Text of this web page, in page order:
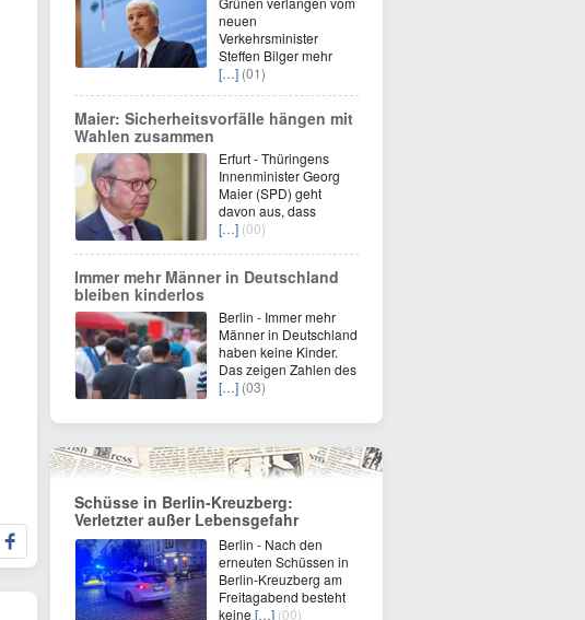
neuen
Verkehrsminister
Steffen Bilger mehr
[…] (01)
Maier: Sicherheitsvorfälle hängen mit
Wahlen zusammen
Erfurt - Thüringens
Innenminister Georg
Maier (SPD) geht
davon aus, dass
[…] (00)
Immer mehr Männer in Deutschland
bleiben kinderlos
Berlin - Immer mehr
Männer in Deutschland
haben keine Kinder.
Das zeigen Zahlen des
[…] (03)
Schüsse in Berlin-Kreuzberg:
Verletzter außer Lebensgefahr
Berlin - Nach den
erneuten Schüssen in
Berlin-Kreuzberg am
Freitagabend besteht
keine […] (00)